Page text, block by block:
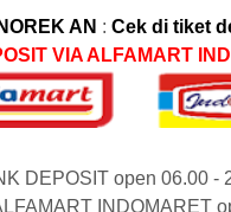
NOREK AN : Cek di tiket
VIA ALFAMART
DEPOSIT open 06.00 -
INDOMARET